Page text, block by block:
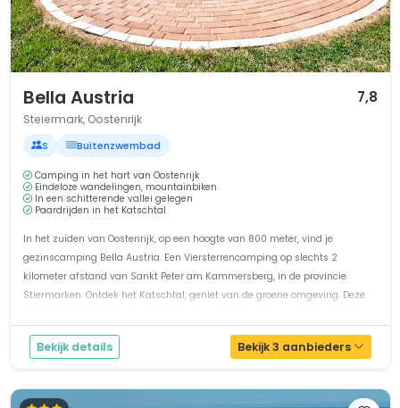
Bella Austria 7,8
Steiermark, Oostenrijk
S Buitenzwembad
Camping in het hart van Oostenrijk
Eindeloze wandelingen, mountainbiken
In een schitterende vallei gelegen
Paardrijden in het Katschtal
In het zuiden van Oostenrijk, op een hoogte van 800 meter, vind je
gezinscamping Bella Austria. Een Viersterrencamping op slechts 2
kilometer afstand van Sankt Peter am Kammersberg, in de provincie
Stiermarken. Ontdek het Katschtal, geniet van de groene omgeving. Deze
Ben je op...
Bekijk details Bekijk 3 aanbieders